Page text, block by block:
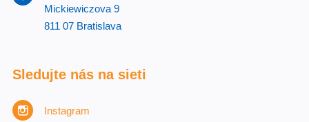
Mickiewiczova 9
811 07 Bratislava
Sledujte nás na sieti
Instagram